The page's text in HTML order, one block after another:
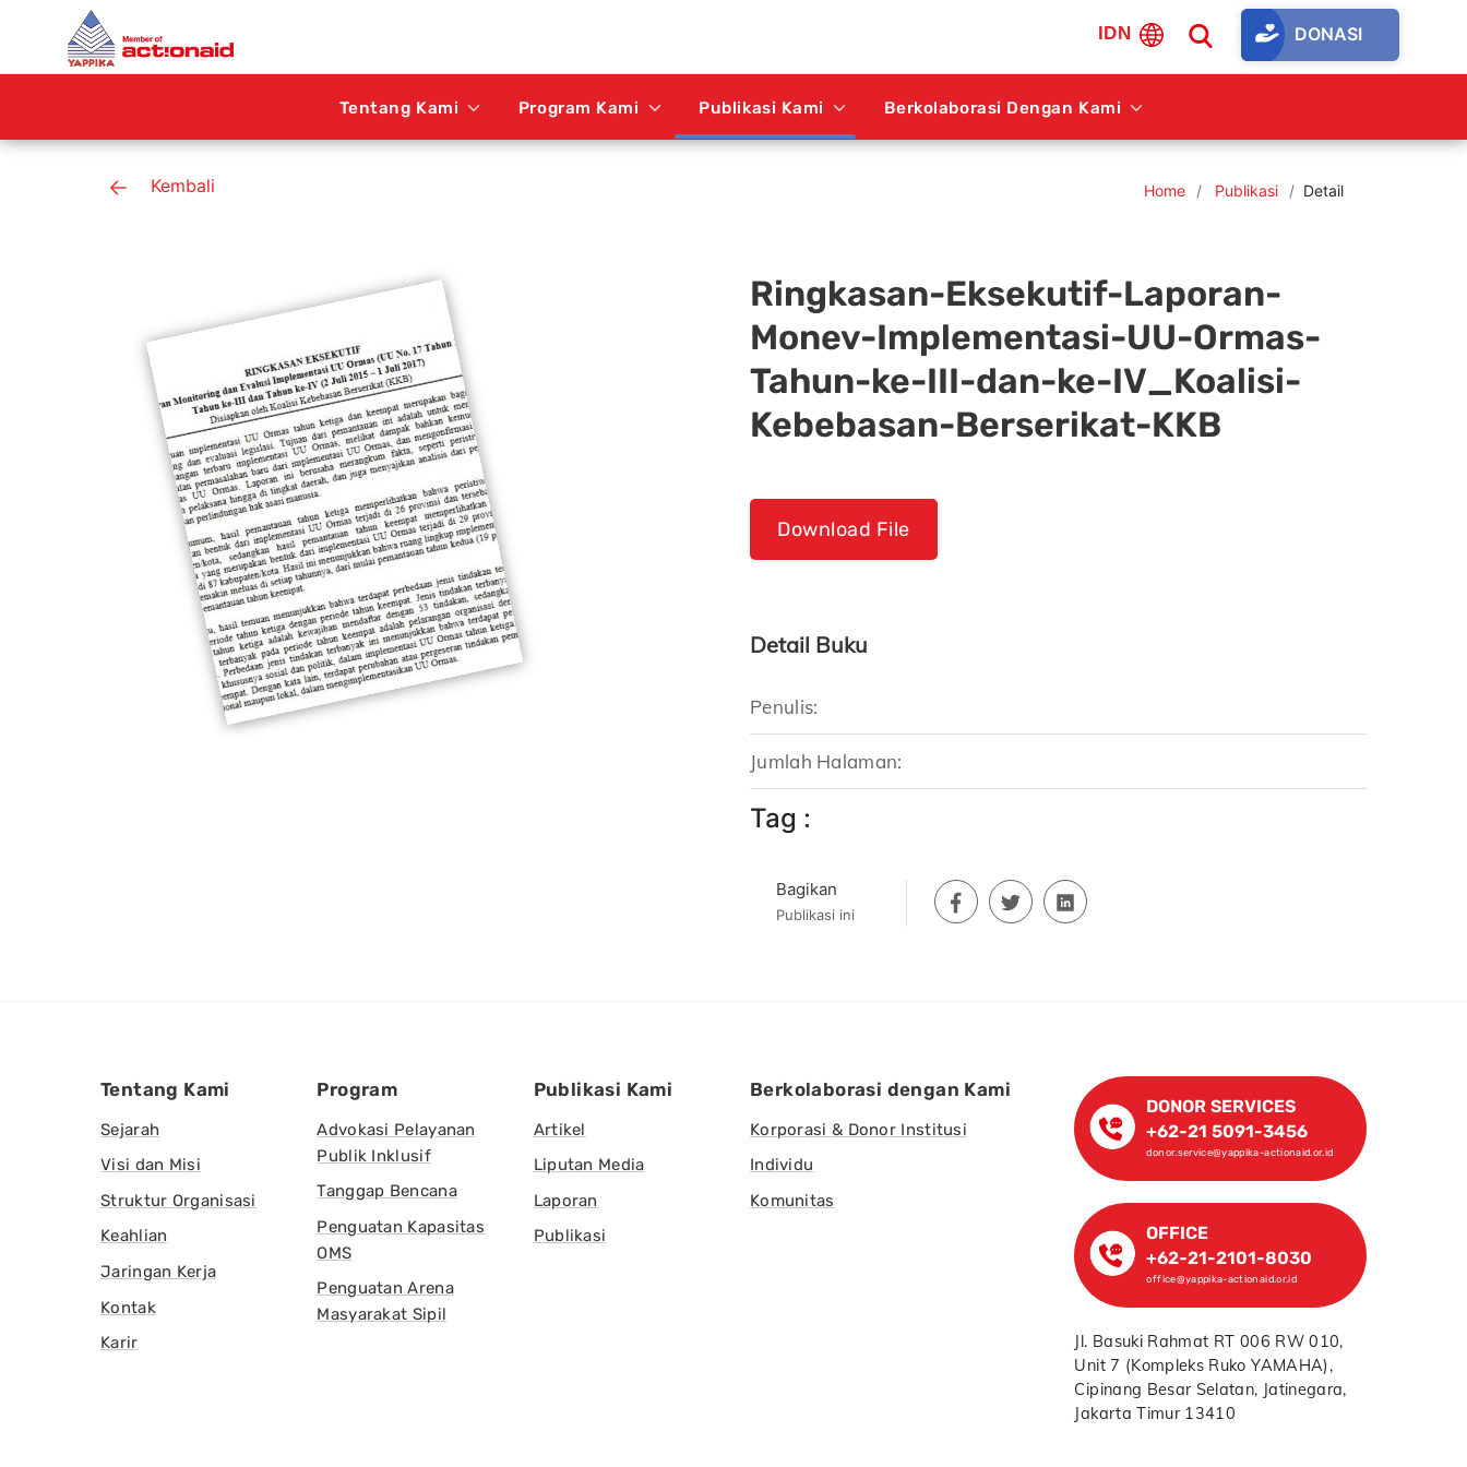
IDN DONASI
Tentang Kami Program Kami Publikasi Kami Berkolaborasi Dengan Kami
Kembali Home Publikasi Detail
Ringkasan-Eksekutif-Laporan-
Monev-Implementasi-UU-Ormas-
Tahun-ke-III-dan-ke-IV_Koalisi-
Kebebasan-Berserikat-KKB
Download File
Detail Buku
Penulis:
Jumlah Halaman:
Tag :
Bagikan
Publikasi ini
Tentang Kami
Sejarah
Visi dan Misi
Struktur Organisasi
Keahlian
Jaringan Kerja
Kontak
Karir
Program
Advokasi Pelayanan
Publik Inklusif
Tanggap Bencana
Penguatan Kapasitas
OMS
Penguatan Arena
Masyarakat Sipil
Publikasi Kami
Artikel
Liputan Media
Laporan
Publikasi
Berkolaborasi dengan Kami
Korporasi & Donor Institusi
Individu
Komunitas
DONOR SERVICES
+62-21 5091-3456
donor.service@yappika-actionaid.or.id
OFFICE
+62-21-2101-8030
office@yappika-actionaid.or.id
Jl. Basuki Rahmat RT 006 RW 010,
Unit 7 (Kompleks Ruko YAMAHA),
Cipinang Besar Selatan, Jatinegara,
Jakarta Timur 13410